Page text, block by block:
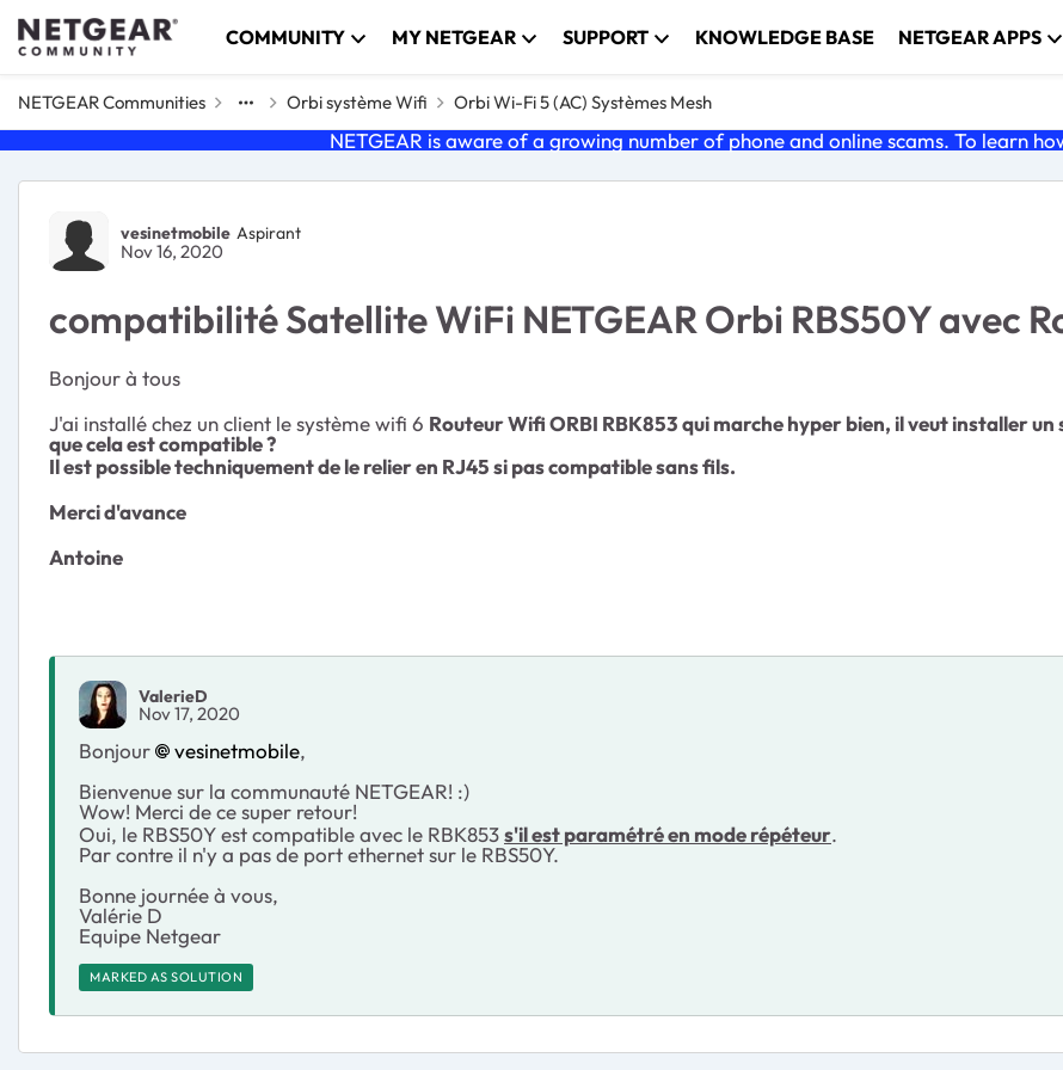
Skip to content COMMUNITY MY NETGEAR SUPPORT KNOWLEDGE BASE NETGEAR APPS
NETGEAR Communities Orbi système Wifi Orbi Wi-Fi 5 (AC) Systèmes Mesh
NETGEAR is aware of a growing number of phone and online scams. To learn
Forum Discussion
vesinetmobile Aspirant
Nov 16, 2020
compatibilité Satellite WiFi NETGEAR Orbi RBS50Y avec
Bonjour à tous
J'ai installé chez un client le système wifi 6 Routeur Wifi ORBI RBK853 qui marche hyper bien, il veut installer
que cela est compatible ?
Il est possible techniquement de le relier en RJ45 si pas compatible sans fils.
Merci d'avance
Antoine
ValerieD
Nov 17, 2020
Bonjour vesinetmobile,
Bienvenue sur la communauté NETGEAR! :)
Wow! Merci de ce super retour!
Oui, le RBS50Y est compatible avec le RBK853s'il est paramétré en mode répéteur.
Par contre il n'y a pas de port ethernet sur le RBS50Y.
Bonne journée à vous,
Valérie D
Equipe Netgear
MARKED AS SOLUTION